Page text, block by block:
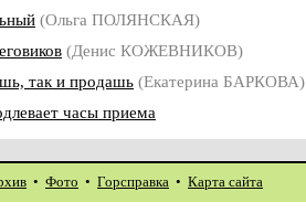
(Ольга ПОЛЯНСКАЯ)
(Денис КОЖЕВНИКОВ)
так и продашь (Екатерина БАРКОВА)
часы приема
• Фото • Горсправка • Карта сайта